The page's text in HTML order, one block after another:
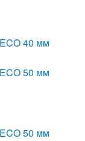
40 мм
50 мм
50 мм